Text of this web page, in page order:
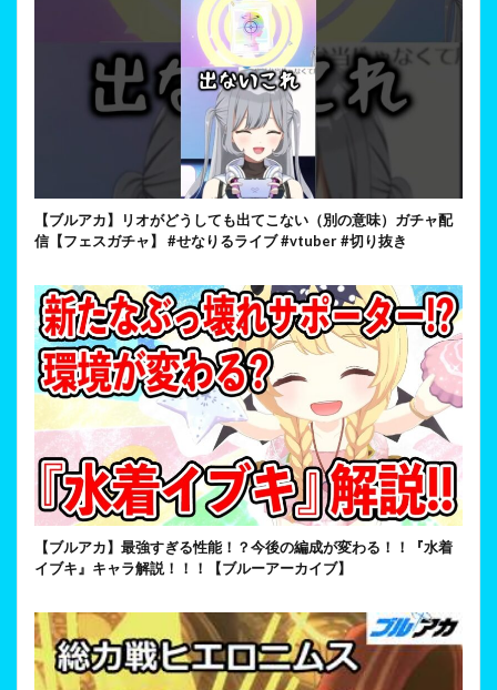
【ブルアカ】リオがどうしても出てこない（別の意味）ガチャ配
信【フェスガチャ】 #せなりるライブ #vtuber #切り抜き
【ブルアカ】最強すぎる性能！？今後の編成が変わる！！『水着
イブキ』キャラ解説！！！【ブルーアーカイブ】